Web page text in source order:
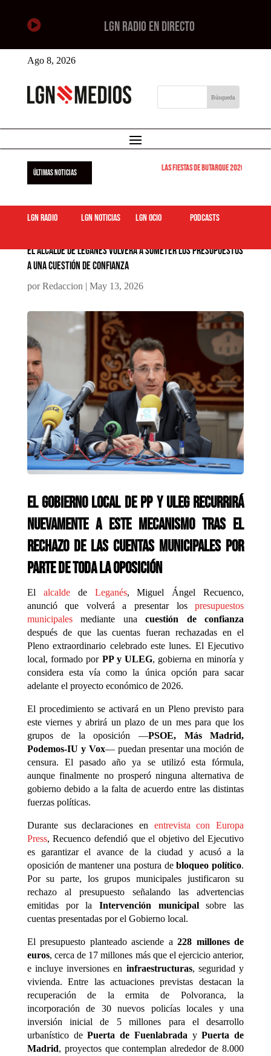
 LGN RADIO EN DIRECTO
Ago 8, 2026
ÚLTIMAS NOTICIAS Las Fiestas de Butarque 2026 arrancan
LGN Radio LGN Noticias LGN ocio podcasts
El alcalde de Leganés volverá a someter los presupuestos
a una cuestión de confianza
porRedaccion| May 13, 2026
El Gobierno local de PP y ULEG recurrirá
nuevamente a este mecanismo tras el
rechazo de las cuentas municipales por
parte de toda la oposición
El alcaldede Leganés,Miguel Ángel Recuenco,
anunció que volverá a presentar lospresupuestos
municipalesmediante unacuestión de confianza
después de que las cuentas fueran rechazadas en el
Pleno extraordinario celebrado este lunes. El Ejecutivo
local, formado por PP y ULEG, gobierna en minoría y
considera esta vía como la única opción para sacar
adelante el proyecto económico de 2026.
El procedimiento se activará en un Pleno previsto para
este viernes y abrirá un plazo de un mes para que los
grupos de la oposición —PSOE, Más Madrid,
Podemos-IU y Vox— puedan presentar una moción de
censura. El pasado año ya se utilizó esta fórmula,
aunque finalmente no prosperó ninguna alternativa de
gobierno debido a la falta de acuerdo entre las distintas
fuerzas políticas.
Durante sus declaraciones en entrevista con Europa
Press, Recuenco defendió que el objetivo del Ejecutivo
es garantizar el avance de la ciudad y acusó a la
oposición de mantener una postura debloqueo político.
Por su parte, los grupos municipales justificaron su
rechazo al presupuesto señalando las advertencias
emitidas por la Intervención municipalsobre las
cuentas presentadas por el Gobierno local.
El presupuesto planteado asciende a228 millones de
euros, cerca de 17 millones más que el ejercicio anterior,
e incluye inversiones en infraestructuras, seguridad y
vivienda. Entre las actuaciones previstas destacan la
recuperación de la ermita de Polvoranca, la
incorporación de 30 nuevos policías locales y una
inversión inicial de 5 millones para el desarrollo
urbanístico dePuerta de Fuenlabrada yPuerta de
Madrid, proyectos que contemplan alrededor de 8.000